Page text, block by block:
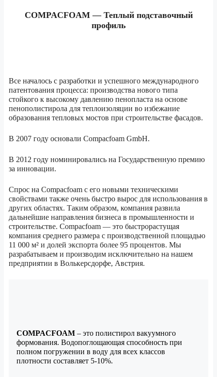
COMPACFOAM — Теплый подставочный
профиль
Все началось с разработки и успешного международного
патентования процесса: производства нового типа
стойкого к высокому давлению пенопласта на основе
пенополистирола для теплоизоляции во избежание
образования тепловых мостов при строительстве фасадов.
В 2007 году основали Compacfoam GmbH.
В 2012 году номинировались на Государственную премию
за инновации.
Спрос на Compacfoam с его новыми техническими
свойствами также очень быстро вырос для использования в
других областях. Таким образом, компания развила
дальнейшие направления бизнеса в промышленности и
строительстве. Compacfoam — это быстрорастущая
компания среднего размера с производственной площадью
11 000 м² и долей экспорта более 95 процентов. Мы
разрабатываем и производим исключительно на нашем
предприятии в Волькерсдорфе, Австрия.
COMPACFOAM – это полистирол вакуумного
формования. Водопоглощающая способность при
полном погружении в воду для всех классов
плотности составляет 5-10%.